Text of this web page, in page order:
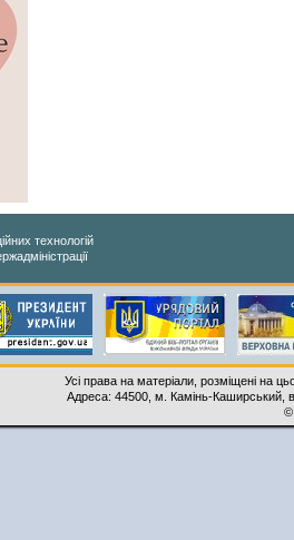
технологій
Усі права на матеріали, розміщені на
Адреса: 44500, м. Камінь-Каширський,
©